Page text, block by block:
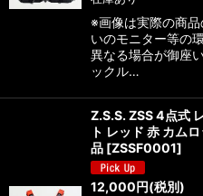
※画像は実際の商
いのモニター等の
異なる場合が御座
ックル…
Z.S.S. ZSS 4点式
ト レッド 赤 カム
品 [ZSSF0001]
12,000円(税別)